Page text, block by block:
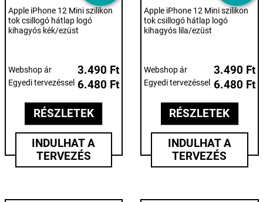
Apple iPhone 12 Mini szilikon
tok csillogó hátlap logó
kihagyós kék/ezüst
Webshop ár 3.490 Ft
Egyedi tervezéssel 6.480 Ft
RÉSZLETEK
INDULHAT A
TERVEZÉS
Apple iPhone 12 Mini szilikon
tok csillogó hátlap logó
kihagyós lila/ezüst
Webshop ár 3.490 Ft
Egyedi tervezéssel 6.480 Ft
RÉSZLETEK
INDULHAT A
TERVEZÉS